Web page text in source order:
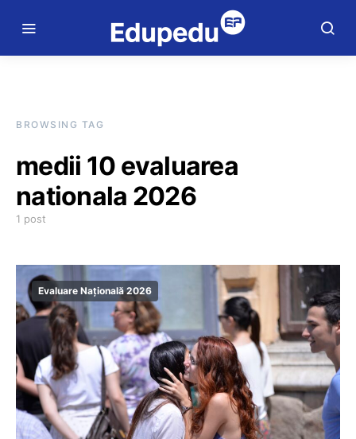
BROWSING TAG
medii 10 evaluarea
nationala 2026
1 post
Evaluare Națională 2026